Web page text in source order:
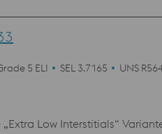
5 ELI SEL 3.7165 UNS
„Extra Low Interstitials“